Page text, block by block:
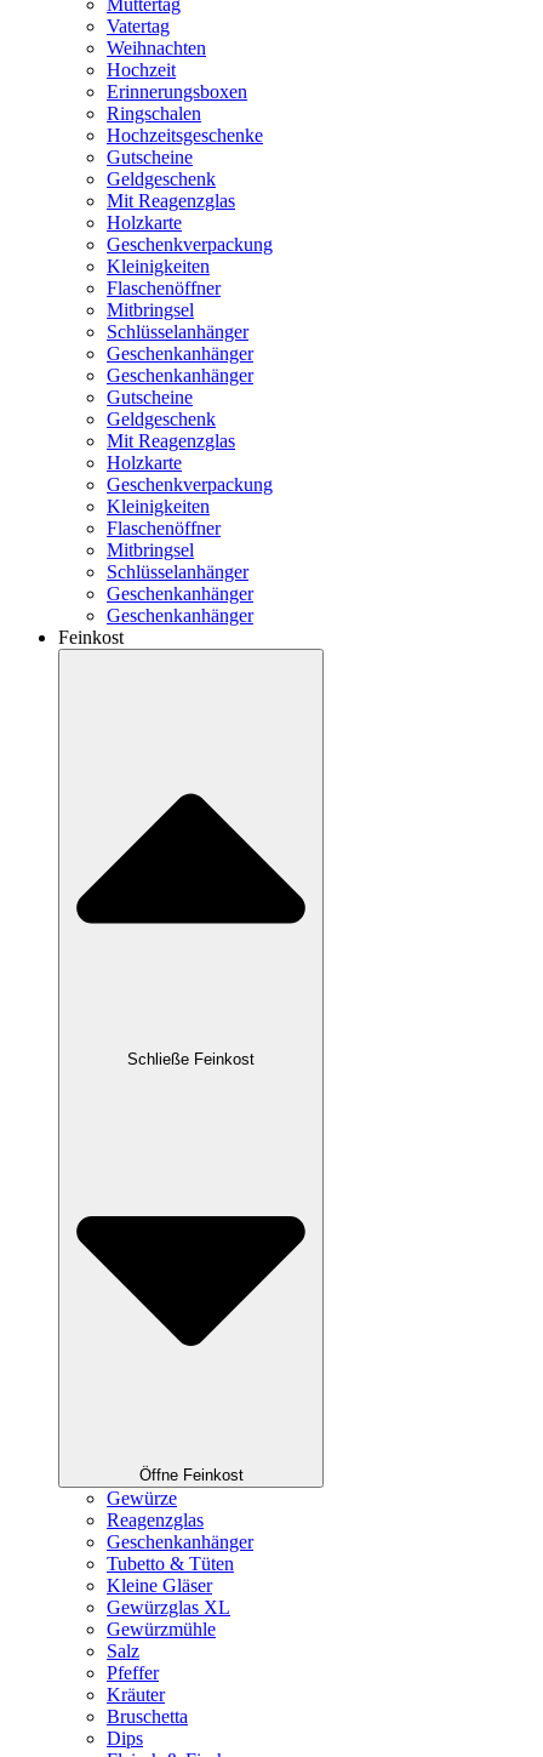
Muttertag
Vatertag
Weihnachten
Hochzeit
Erinnerungsboxen
Ringschalen
Hochzeitsgeschenke
Gutscheine
Geldgeschenk
Mit Reagenzglas
Holzkarte
Geschenkverpackung
Kleinigkeiten
Flaschenöffner
Mitbringsel
Schlüsselanhänger
Geschenkanhänger
Geschenkanhänger
Gutscheine
Geldgeschenk
Mit Reagenzglas
Holzkarte
Geschenkverpackung
Kleinigkeiten
Flaschenöffner
Mitbringsel
Schlüsselanhänger
Geschenkanhänger
Geschenkanhänger
Feinkost
Schließe Feinkost
Öffne Feinkost
Gewürze
Reagenzglas
Geschenkanhänger
Tubetto & Tüten
Kleine Gläser
Gewürzglas XL
Gewürzmühle
Salz
Pfeffer
Kräuter
Bruschetta
Dips